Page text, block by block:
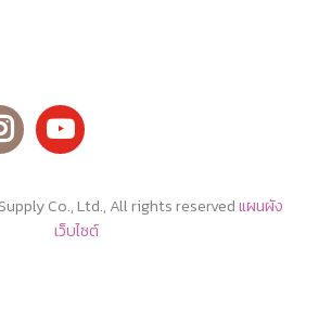
Co., Ltd., All rights reservedแผนผัง
เว็บไซต์